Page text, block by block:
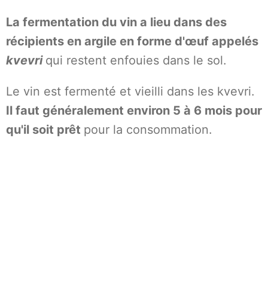
La fermentation du vin a lieu dans des
récipients en argile en forme d'œuf appelés
kvevri qui restent enfouies dans le sol.
Le vin est fermenté et vieilli dans les kvevri.
Il faut généralement environ 5 à 6 mois pour
qu'il soit prêt pour la consommation.